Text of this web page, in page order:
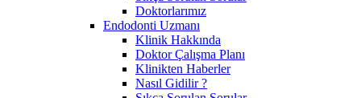
Doktorlarımız
Endodonti Uzmanı
Klinik Hakkında
Doktor Çalışma Planı
Klinikten Haberler
Nasıl Gidilir ?